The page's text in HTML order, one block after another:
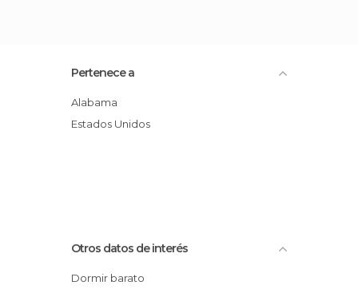
Pertenece a
Alabama
Estados Unidos
Otros datos de interés
Dormir barato